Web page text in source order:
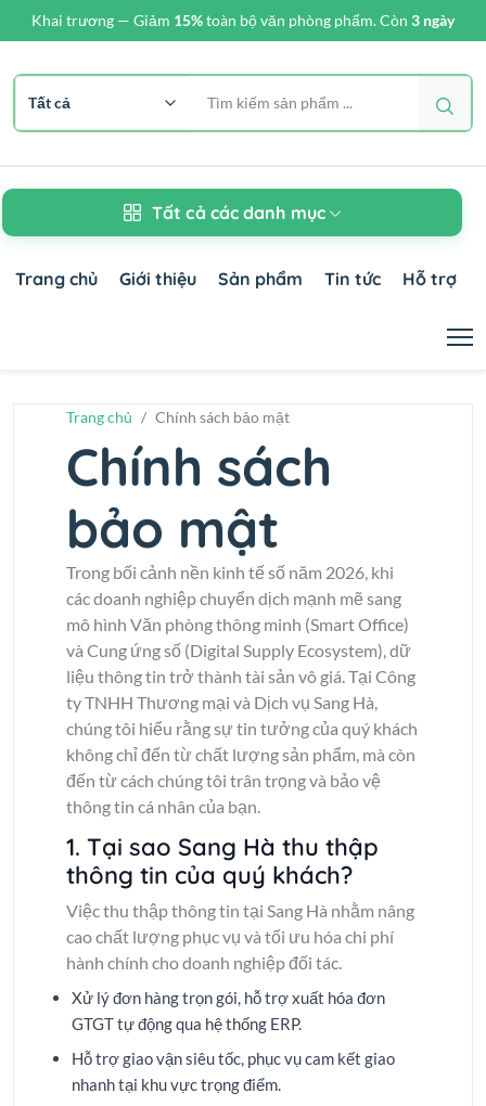
Khai trương — Giảm 15%toàn bộ văn phòng phẩm. Còn 3 ngày
Tìm
Tất cả các danh mục
Trang chủ Giới thiệu Sản phẩm Tin tức Hỗ trợ
Trang chủ / Chính sách bảo mật
Chính sách
bảo mật
Trong bối cảnh nền kinh tế số năm 2026, khi
các doanh nghiệp chuyển dịch mạnh mẽ sang
mô hình Văn phòng thông minh (Smart Office)
và Cung ứng số (Digital Supply Ecosystem), dữ
liệu thông tin trở thành tài sản vô giá. Tại Công
ty TNHH Thương mại và Dịch vụ Sang Hà,
chúng tôi hiểu rằng sự tin tưởng của quý khách
không chỉ đến từ chất lượng sản phẩm, mà còn
đến từ cách chúng tôi trân trọng và bảo vệ
thông tin cá nhân của bạn.
1. Tại sao Sang Hà thu thập
thông tin của quý khách?
Việc thu thập thông tin tại Sang Hà nhằm nâng
cao chất lượng phục vụ và tối ưu hóa chi phí
hành chính cho doanh nghiệp đối tác.
Xử lý đơn hàng trọn gói, hỗ trợ xuất hóa đơn
GTGT tự động qua hệ thống ERP.
Hỗ trợ giao vận siêu tốc, phục vụ cam kết giao
nhanh tại khu vực trọng điểm.